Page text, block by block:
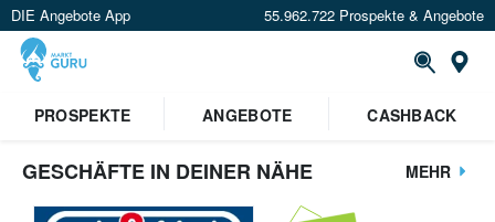
DIE Angebote App 55.962.722 Prospekte & Angebote
PROSPEKTE
ANGEBOTE CASHBACK
GESCHÄFTE IN DEINER NÄHE MEHR